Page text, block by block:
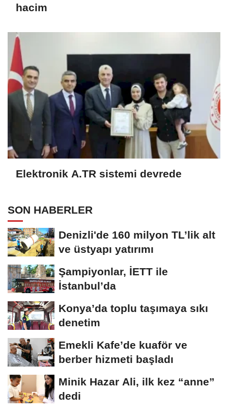
hacim
Elektronik A.TR sistemi devrede
SON HABERLER
Denizli'de 160 milyon TL’lik alt
ve üstyapı yatırımı
Şampiyonlar, İETT ile
İstanbul’da
Konya’da toplu taşımaya sıkı
denetim
Emekli Kafe’de kuaför ve
berber hizmeti başladı
Minik Hazar Ali, ilk kez “anne”
dedi